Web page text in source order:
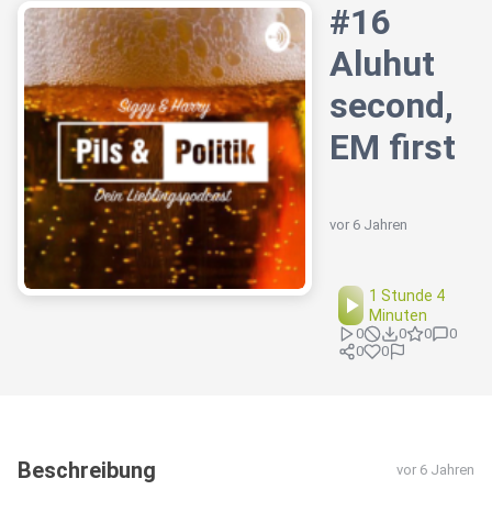
#16
Aluhut
second,
EM first
vor 6 Jahren
1 Stunde 4
Minuten
0 0 0
0
0
0
Beschreibung vor 6 Jahren